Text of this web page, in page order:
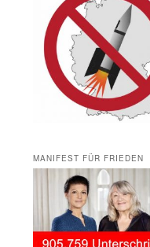
MANIFEST FÜR FRIEDEN